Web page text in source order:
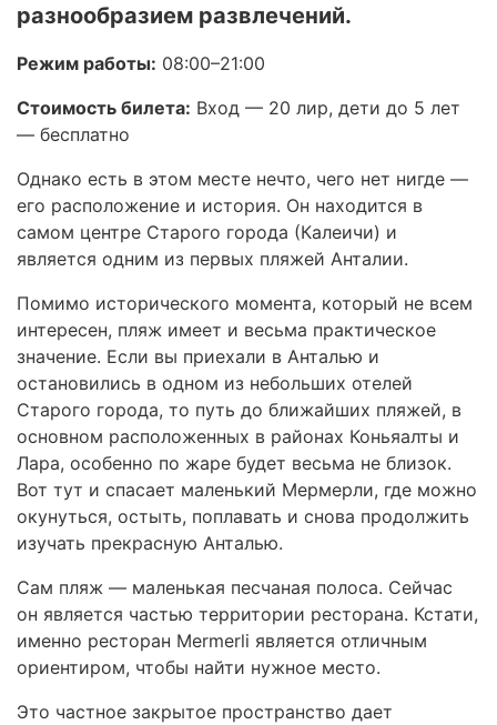
разнообразием развлечений.
Режим работы: 08:00–21:00
Стоимость билета: Вход — 20 лир, дети до 5 лет
— бесплатно
Однако есть в этом месте нечто, чего нет нигде —
его расположение и история. Он находится в
самом центре Старого города (Калеичи) и
является одним из первых пляжей Анталии.
Помимо исторического момента, который не всем
интересен, пляж имеет и весьма практическое
значение. Если вы приехали в Анталью и
остановились в одном из небольших отелей
Старого города, то путь до ближайших пляжей, в
основном расположенных в районах Коньяалты и
Лара, особенно по жаре будет весьма не близок.
Вот тут и спасает маленький Мермерли, где можно
окунуться, остыть, поплавать и снова продолжить
изучать прекрасную Анталью.
Сам пляж — маленькая песчаная полоса. Сейчас
он является частью территории ресторана. Кстати,
именно ресторан Mermerli является отличным
ориентиром, чтобы найти нужное место.
Это частное закрытое пространство дает